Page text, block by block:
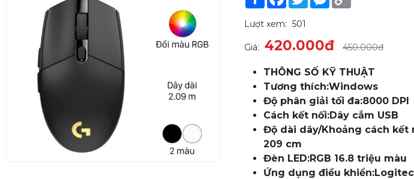
Lượt xem: 501
Giá: 420.000đ 450.000đ
THÔNG SỐ KỸ THUẬT
Tương thích:Windows
Độ phân giải tối đa:8000 DPI
Cách kết nối:Dây cắm USB
Độ dài dây/Khoảng cách kết
209 cm
Đèn LED:RGB 16.8 triệu màu
Ứng dụng điều